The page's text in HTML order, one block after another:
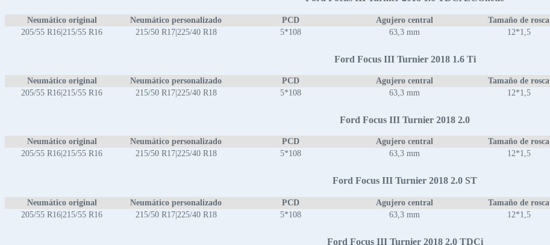
Neumático original Neumático personalizado PCD Agujero central Tamaño de rosca
205/55 R16|215/55 R16
215/50 R17|225/40 R18 5*108 63,3 mm 12*1,5
Ford Focus III Turnier 2018 1.6 Ti
Neumático original Neumático personalizado PCD Agujero central Tamaño de rosca
205/55 R16|215/55 R16
215/50 R17|225/40 R18 5*108 63,3 mm 12*1,5
Ford Focus III Turnier 2018 2.0
Neumático original Neumático personalizado PCD Agujero central Tamaño de rosca
205/55 R16|215/55 R16
215/50 R17|225/40 R18 5*108 63,3 mm 12*1,5
Ford Focus III Turnier 2018 2.0 ST
Neumático original Neumático personalizado PCD Agujero central Tamaño de rosca
205/55 R16|215/55 R16
215/50 R17|225/40 R18 5*108 63,3 mm 12*1,5
Ford Focus III Turnier 2018 2.0 TDCi